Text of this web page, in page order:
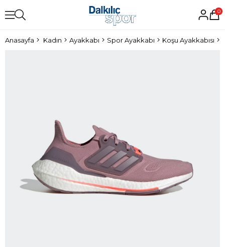
0
Anasayfa Kadın Ayakkabı Spor Ayakkabı Koşu Ayakkabısı